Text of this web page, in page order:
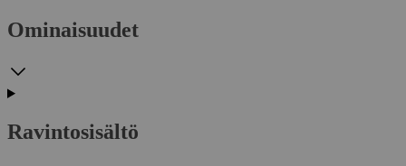
Ominaisuudet
Ravintosisältö